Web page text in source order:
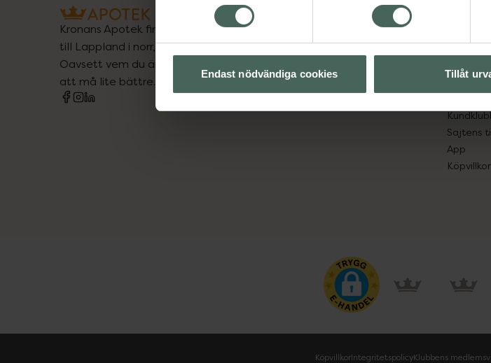
Endast nödvändiga cookies Tillåt
Kronans Apotek finns här för dig. Du hittar oss från Skåne i syd
till Lappland i norr, och online i mobilen och på datorn.
Oavsett vem du är så är det vårt uppdrag att hjälpa just dig
att må lite bättre. Välkommen att prata med oss.
Handla
Sajtens
App
Köpvillkor
KöpvillkorIntegritetspolicyKlubbens